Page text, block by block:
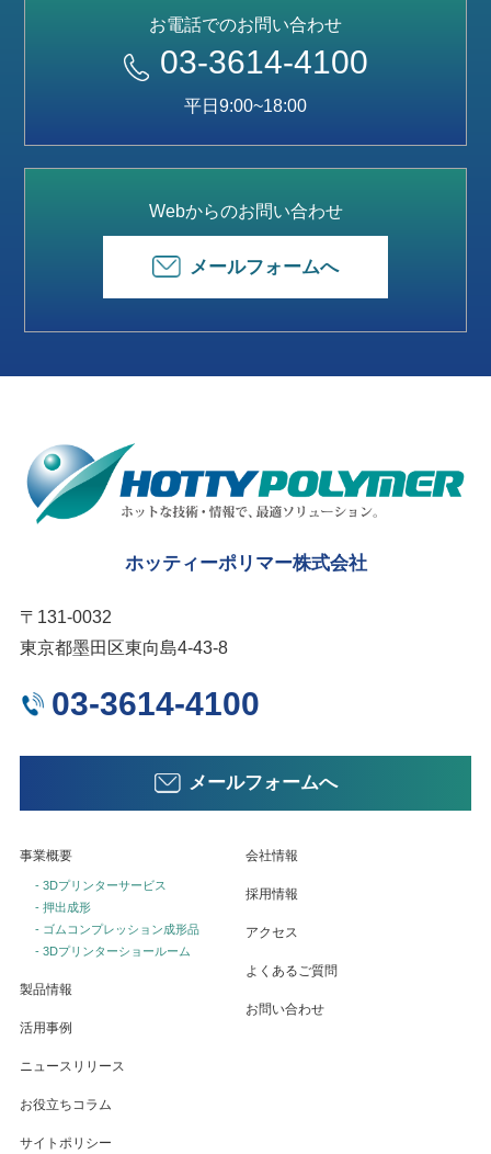
お電話でのお問い合わせ
03-3614-4100
平日9:00~18:00
Webからのお問い合わせ
メールフォームへ
ホッティーポリマー株式会社
〒131-0032
東京都墨田区東向島4-43-8
03-3614-4100
メールフォームへ
事業概要
- 3Dプリンターサービス
- 押出成形
- ゴムコンプレッション成形品
- 3Dプリンターショールーム
製品情報
活用事例
ニュースリリース
お役立ちコラム
会社情報
採用情報
アクセス
よくあるご質問
お問い合わせ
サイトポリシー